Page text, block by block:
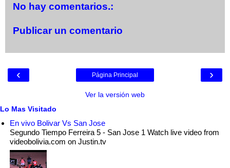
No hay comentarios.:
Publicar un comentario
‹ ›
Página Principal
Ver la versión web
Lo Mas Visitado
En vivo Bolivar Vs San Jose
Segundo Tiempo Ferreira 5 - San Jose 1 Watch live video from
videobolivia.com on Justin.tv